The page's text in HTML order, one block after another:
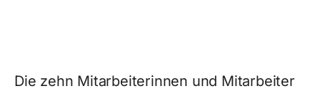
Die zehn Mitarbeiterinnen und Mitarbeiter